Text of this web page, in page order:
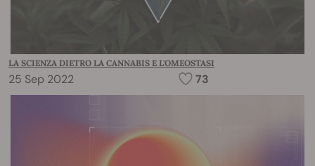
LA SCIENZA DIETRO LA CANNABIS E L'OMEOSTASI
25 Sep 2022 73